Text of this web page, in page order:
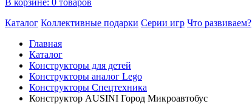
В корзине: 0 товаров
Каталог Коллективные подарки Серии игр Что развиваем?
Главная
Каталог
Конструкторы для детей
Конструкторы аналог Lego
Конструкторы Спецтехника
Конструктор AUSINI Город Микроавтобус